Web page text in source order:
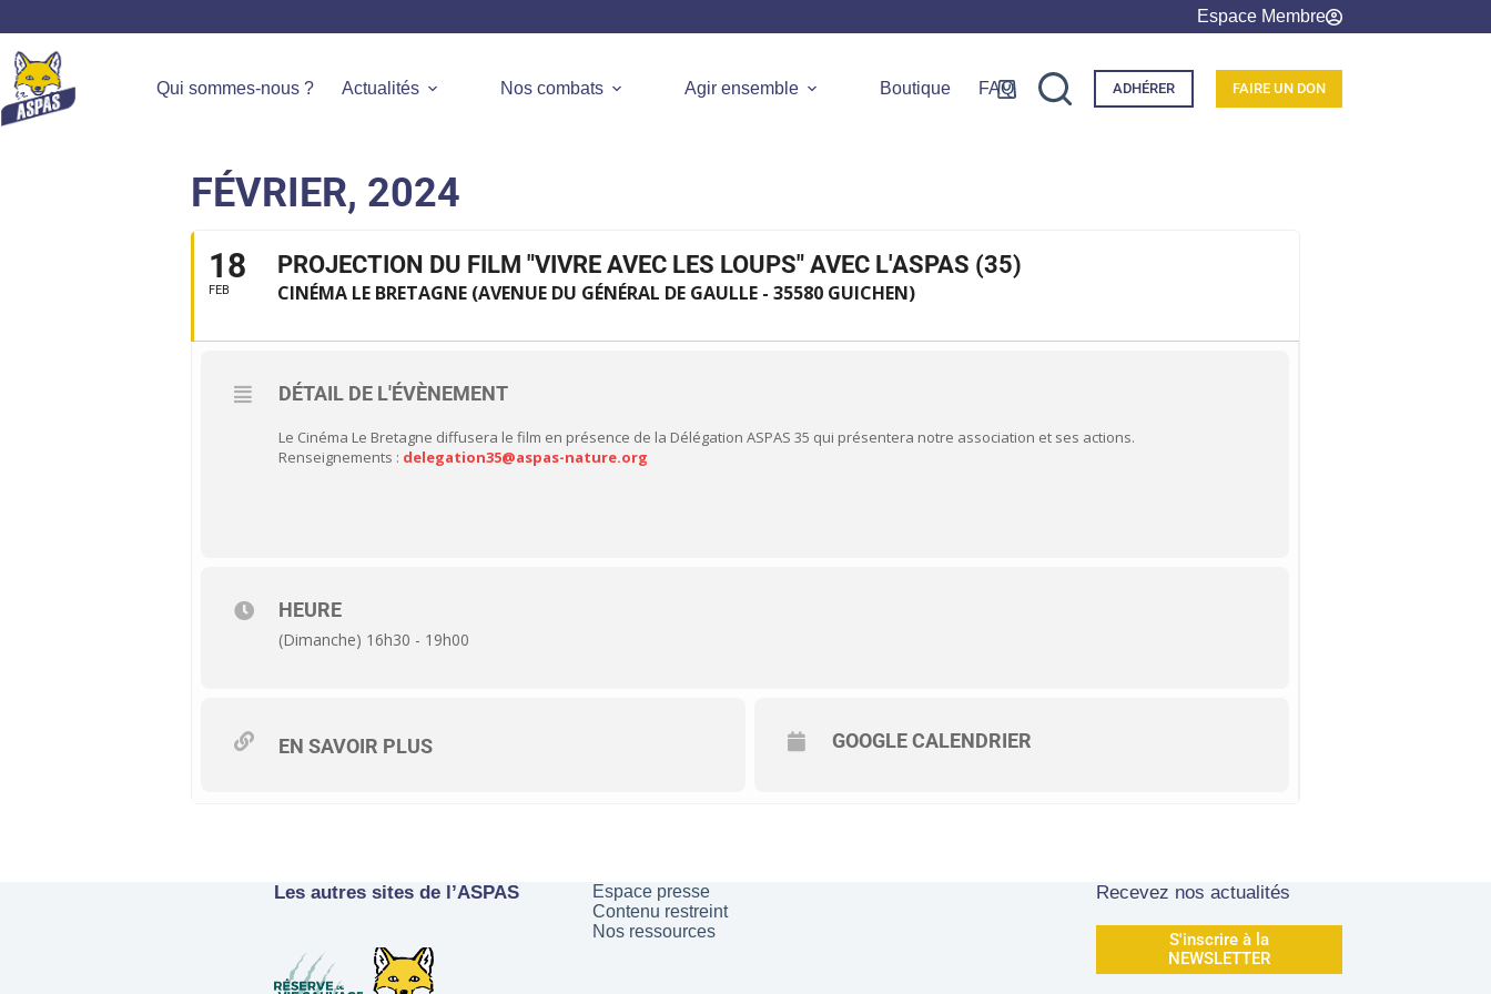
Espace Membre
Qui sommes-nous ? Actualités Nos combats Agir ensemble Boutique FAQ ADHÉRER FAIRE UN DON
FÉVRIER, 2024
18
FEB
PROJECTION DU FILM "VIVRE AVEC LES LOUPS" AVEC L'ASPAS (35)
CINÉMA LE BRETAGNE (AVENUE DU GÉNÉRAL DE GAULLE - 35580 GUICHEN)
DÉTAIL DE L'ÉVÈNEMENT
Le Cinéma Le Bretagne diffusera le film en présence de la Délégation ASPAS 35 qui présentera notre association et ses actions.
Renseignements : delegation35@aspas-nature.org
HEURE
(Dimanche) 16h30 - 19h00
EN SAVOIR PLUS GOOGLE CALENDRIER
Les autres sites de l’ASPAS
Espace presse
Contenu restreint
Nos ressources
Recevez nos actualités
S'inscrire à la
NEWSLETTER